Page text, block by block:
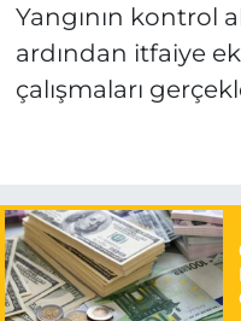
Yangının kontrol
ardından itfaiye
çalışmaları